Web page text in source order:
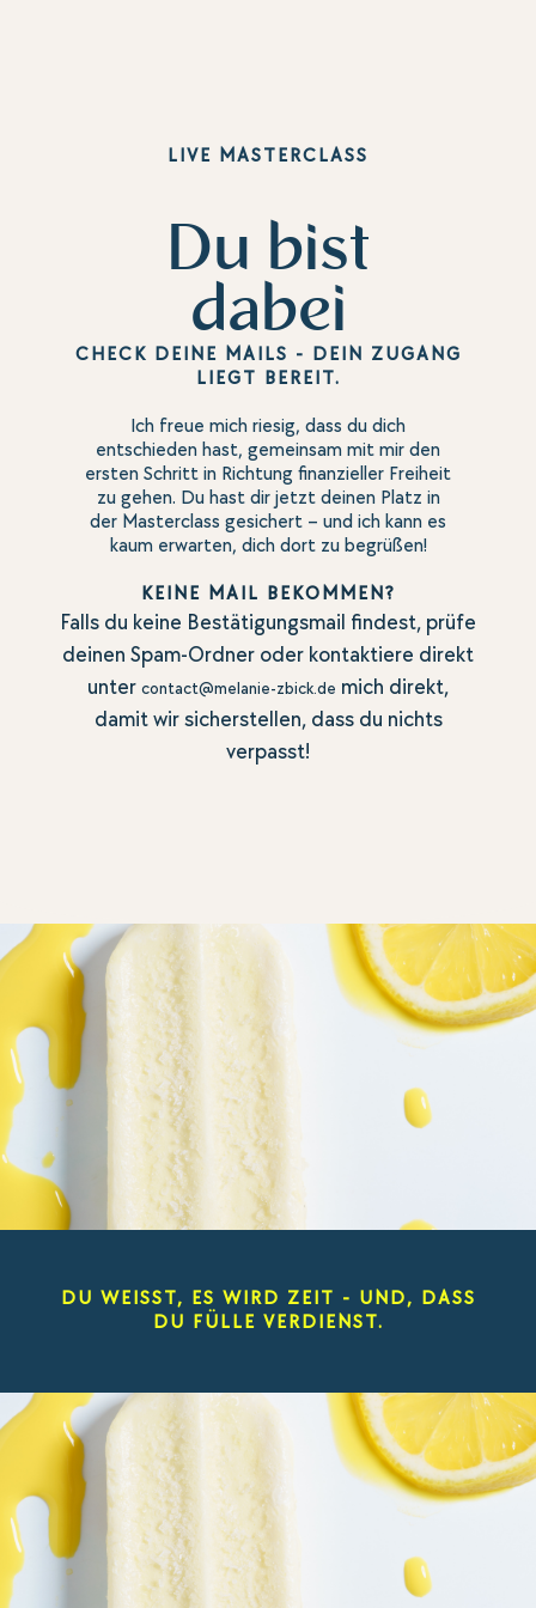
LIVE MASTERCLASS
Du bist
dabei
CHECK DEINE MAILS - DEIN ZUGANG
LIEGT BEREIT.
Ich freue mich riesig, dass du dich
entschieden hast, gemeinsam mit mir den
ersten Schritt in Richtung finanzieller Freiheit
zu gehen. Du hast dir jetzt deinen Platz in
der Masterclass gesichert – und ich kann es
kaum erwarten, dich dort zu begrüßen!
KEINE MAIL BEKOMMEN?
Falls du keine Bestätigungsmail findest, prüfe
deinen Spam-Ordner oder kontaktiere direkt
unter contact@melanie-zbick.de mich direkt,
damit wir sicherstellen, dass du nichts
verpasst!
DU WEISST, ES WIRD ZEIT - UND, DASS
DU FÜLLE VERDIENST.